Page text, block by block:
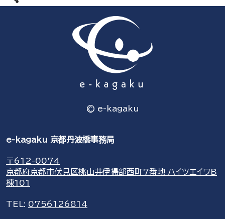
© e-kagaku
e-kagaku 京都丹波橋事務局
〒612-0074
京都府京都市伏見区桃山井伊掃部西町7番地 ハイツエイワB
棟101
TEL: 0756126814